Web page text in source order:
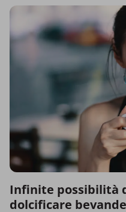
Infinite possibilità
dolcificare